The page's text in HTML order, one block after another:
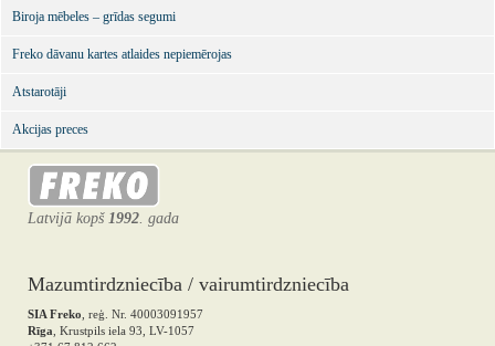
Biroja mēbeles – grīdas segumi
Freko dāvanu kartes atlaides nepiemērojas
Atstarotāji
Akcijas preces
Latvijā kopš 1992. gada
Mazumtirdzniecība / vairumtirdzniecība
SIA Freko , reģ. Nr. 40003091957
Rīga , Krustpils iela 93, LV-1057